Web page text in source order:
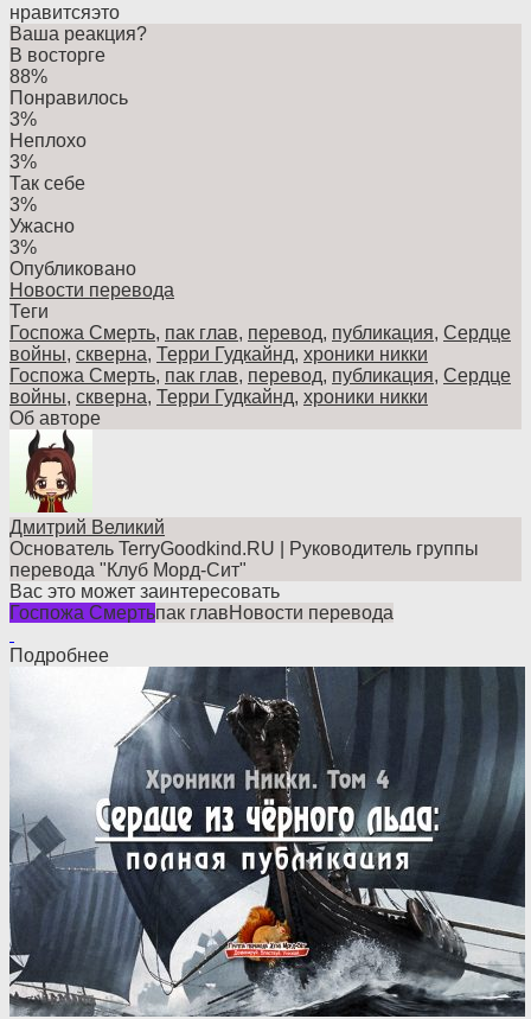
нравитсяэто
Ваша реакция?
В восторге
88%
Понравилось
3%
Неплохо
3%
Так себе
3%
Ужасно
3%
Опубликовано
Новости перевода
Теги
Госпожа Смерть, пак глав, перевод, публикация, Сердце
войны, скверна, Терри Гудкайнд, хроники никки
Госпожа Смерть, пак глав, перевод, публикация, Сердце
войны, скверна, Терри Гудкайнд, хроники никки
Об авторе
Дмитрий Великий
Основатель TerryGoodkind.RU | Руководитель группы
перевода "Клуб Морд-Сит"
Вас это может заинтересовать
Госпожа Смертьпак главНовости перевода
Подробнее